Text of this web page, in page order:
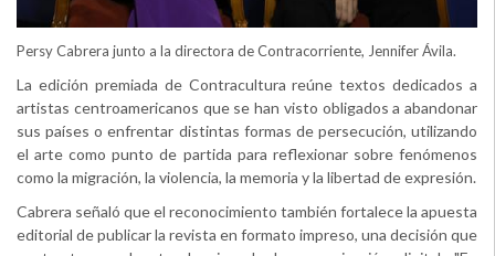
Persy Cabrera junto a la directora de Contracorriente, Jennifer Ávila.
La edición premiada de Contracultura reúne textos dedicados a
artistas centroamericanos que se han visto obligados a abandonar
sus países o enfrentar distintas formas de persecución, utilizando
el arte como punto de partida para reflexionar sobre fenómenos
como la migración, la violencia, la memoria y la libertad de expresión.
Cabrera señaló que el reconocimiento también fortalece la apuesta
editorial de publicar la revista en formato impreso, una decisión que